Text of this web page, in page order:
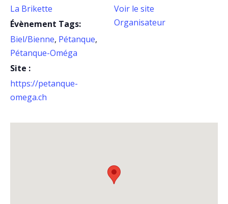
La Brikette
Évènement Tags:
Biel/Bienne, Pétanque,
Pétanque-Oméga
Site :
https://petanque-
omega.ch
Voir le site
Organisateur